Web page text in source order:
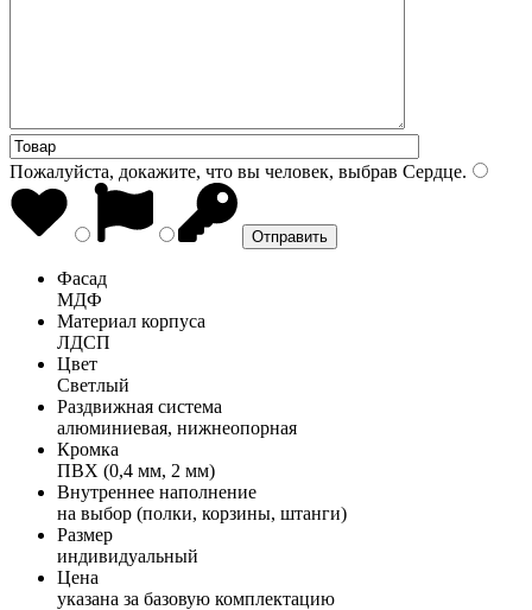
Пожалуйста, докажите, что вы человек, выбрав Сердце.
Фасад
МДФ
Материал корпуса
ЛДСП
Цвет
Светлый
Раздвижная система
алюминиевая, нижнеопорная
Кромка
ПВХ (0,4 мм, 2 мм)
Внутреннее наполнение
на выбор (полки, корзины, штанги)
Размер
индивидуальный
Цена
указана за базовую комплектацию